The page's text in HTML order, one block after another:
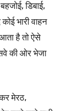
डिबाई,
भारी वाहन
है तो ऐसे
की ओर भेजा
मेरठ,